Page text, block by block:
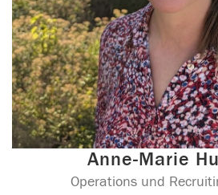
Anne-Marie
Operations und